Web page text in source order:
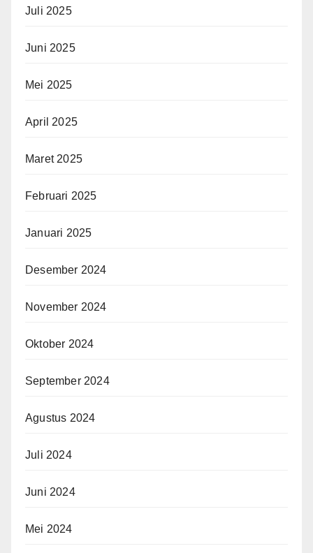
Juli 2025
Juni 2025
Mei 2025
April 2025
Maret 2025
Februari 2025
Januari 2025
Desember 2024
November 2024
Oktober 2024
September 2024
Agustus 2024
Juli 2024
Juni 2024
Mei 2024